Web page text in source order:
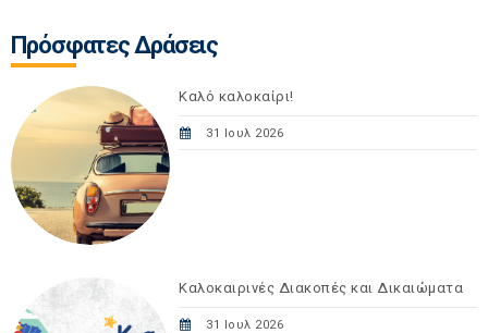
Πρόσφατες Δράσεις
Καλό καλοκαίρι!
31 Ιουλ 2026
Καλοκαιρινές Διακοπές και Δικαιώματα
31 Ιουλ 2026